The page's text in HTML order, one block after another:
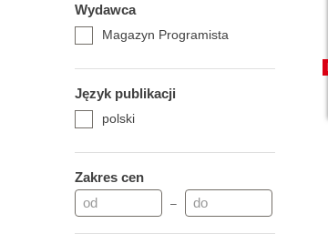
Wydawca
Magazyn Programista
Język publikacji
polski
Zakres cen
–